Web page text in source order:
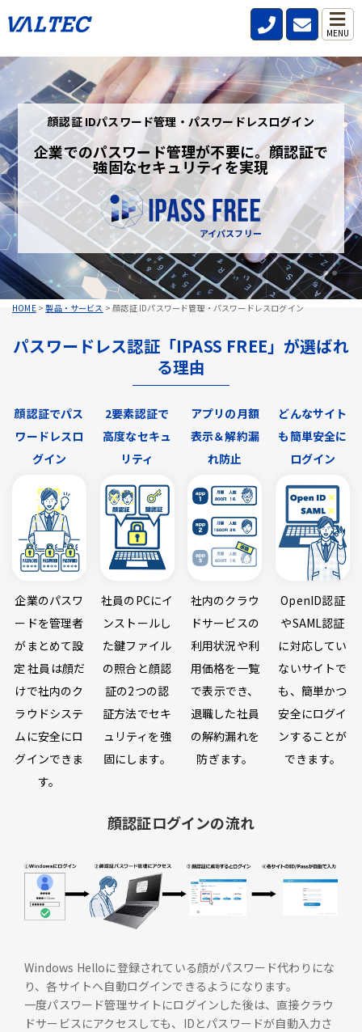
MENU
HOME>製品・サービス >顔認証 IDパスワード管理・パスワードレスログイン
顔認証 IDパスワード管理・パスワードレスログイン
企業でのパスワード管理が不要に。顔認証で
強固なセキュリティを実現
アイパスフリー
パスワードレス認証「IPASS FREE」が選ばれ
る理由
顔認証でパス
ワードレスロ
グイン
企業のパスワ
ードを管理者
がまとめて設
定 社員は顔だ
けで社内のク
ラウドシステ
ムに安全にロ
グインできま
す。
2要素認証で
高度なセキュ
リティ
社員のPCにイ
ンストールし
た鍵ファイル
の照合と顔認
証の2つの認
証方法でセキ
ュリティを強
固にします。
アプリの月額
表示＆解約漏
れ防止
社内のクラウ
ドサービスの
利用状況や利
用価格を一覧
で表示でき、
退職した社員
の解約漏れを
防ぎます。
どんなサイト
も簡単安全に
ログイン
OpenID認証
やSAML認証
に対応してい
ないサイトで
も、簡単かつ
安全にログイ
ンすることが
できます。
顔認証ログインの流れ
Windows Helloに登録されている顔がパスワード代わりにな
り、各サイトへ自動ログインできるようになります。
一度パスワード管理サイトにログインした後は、直接クラウ
ドサービスにアクセスしても、IDとパスワードが自動入力さ